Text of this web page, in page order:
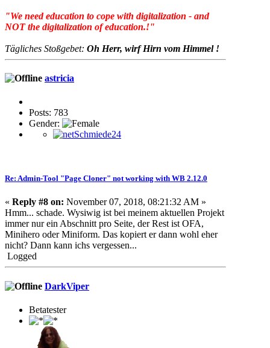
"We need education to cope with digitalization - and
NOT the digitalization of education.!"
Tägliches Stoßgebet: Oh Herr, wirf Hirn vom Himmel !
astricia
Posts: 783
Gender:
Re: Admin-Tool "Page Cloner" not working with WB 2.12.0
« Reply #8 on: November 07, 2018, 08:21:32 AM »
Hmm... schade. Wysiwig ist bei meinem aktuellen Projekt
immer nur ein Abschnitt pro Seite, der Rest ist OFA,
Minihero oder Miniform. Das kopiert er dann wohl eher
nicht? Dann kann ichs vergessen...
Logged
DarkViper
Betatester